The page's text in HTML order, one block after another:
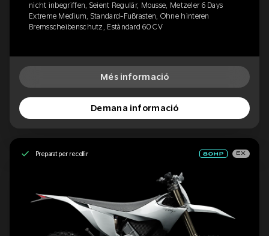
nicht inbegriffen, Seient Regulär, Mousse, Metzeler 6 Days
Extreme Medium, Standard-Fußrasten, Ohne hinteren
Bremsscheibenschutz, Estàndard 60 CV
Més informació
Demana informació
Preparat per recollir EX